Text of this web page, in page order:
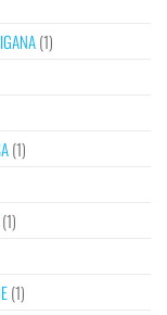
(1)
(1)
(1)
(1)